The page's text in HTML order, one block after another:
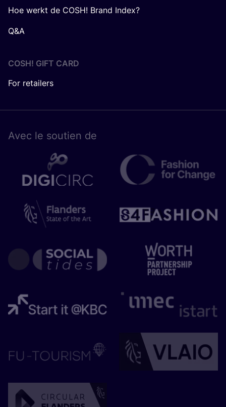
Hoe werkt de COSH! Brand Index?
Q&A
COSH! GIFT CARD
For retailers
Avec le sou­tien de